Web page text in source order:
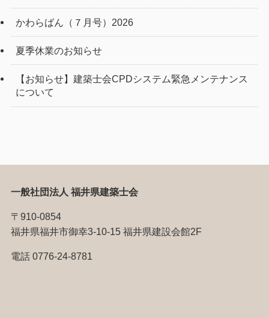
かわらばん（７月号）2026
夏季休業のお知らせ
【お知らせ】建築士会CPDシステム緊急メンテナンス
について
一般社団法人 福井県建築士会
〒910-0854
福井県福井市御幸3-10-15 福井県建設会館2F
電話 0776-24-8781